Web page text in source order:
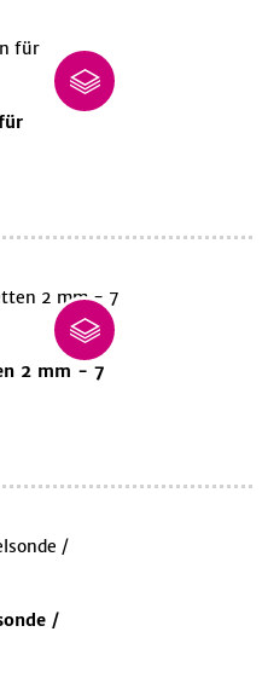
2 mm - 7
/